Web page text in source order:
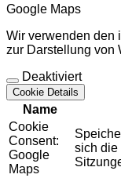
Google Maps
Wir verwenden den
zur Darstellung von
Deaktiviert
Cookie Details
Name
Cookie
Consent:
Google
Maps
sich die